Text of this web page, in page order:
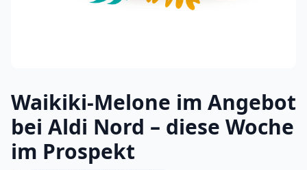
Waikiki-Melone im Angebot
bei Aldi Nord – diese Woche
im Prospekt